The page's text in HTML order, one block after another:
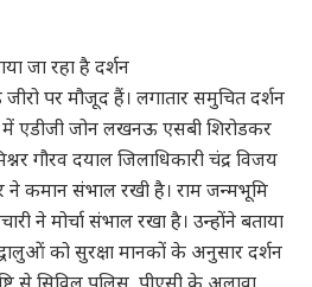
जा रहा है दर्शन
जीरो पर मौजूद हैं। लगातार समुचित दर्शन
में एडीजी जोन लखनऊ एसबी शिरोडकर
गौरव दयाल जिलाधिकारी चंद्र विजय
कमान संभाल रखी है। राम जन्मभूमि
ने मोर्चा संभाल रखा है। उन्होंने बताया
को सुरक्षा मानकों के अनुसार दर्शन